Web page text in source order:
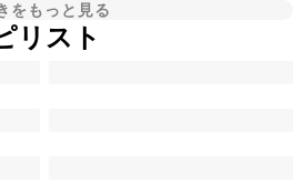
をもっと見る
リスト